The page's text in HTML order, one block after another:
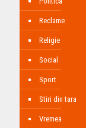
Reclame
Religie
Social
Sport
Stiri din tara
Vremea